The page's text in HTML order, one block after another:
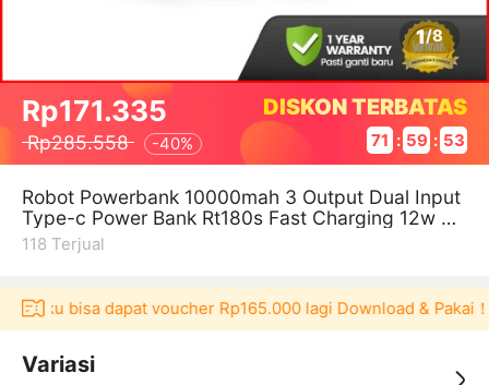
1/8
Rp171.335
Rp285.558 -40%
DISKON TERBATAS
71 : 59 : 53
Robot Powerbank 10000mah 3 Output Dual Input
Type-c Power Bank Rt180s Fast Charging 12w An
droid Iphone - Garansi 1 Tahun
118 Terjual
bisa dapat voucher Rp165.000 lagi Download & Pakai！
Variasi